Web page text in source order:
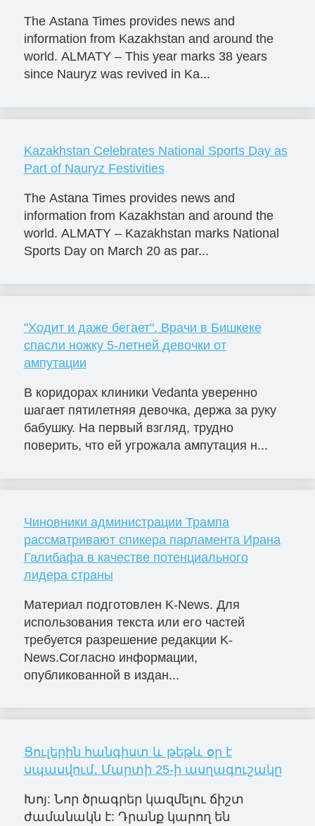
The Astana Times provides news and
information from Kazakhstan and around the
world. ALMATY – This year marks 38 years
since Nauryz was revived in Ka...
Kazakhstan Celebrates National Sports Day as
Part of Nauryz Festivities
The Astana Times provides news and
information from Kazakhstan and around the
world. ALMATY – Kazakhstan marks National
Sports Day on March 20 as par...
"Ходит и даже бегает". Врачи в Бишкеке
спасли ножку 5-летней девочки от
ампутации
В коридорах клиники Vedanta уверенно
шагает пятилетняя девочка, держа за руку
бабушку. На первый взгляд, трудно
поверить, что ей угрожала ампутация н...
Чиновники администрации Трампа
рассматривают спикера парламента Ирана
Галибафа в качестве потенциального
лидера страны
Материал подготовлен K-News. Для
использования текста или его частей
требуется разрешение редакции K-
News.Согласно информации,
опубликованной в издан...
Ցուլերին հանգիստ և թեթև օր է
սպասվում․ Մարտի 25-ի ասղագուշակը
Խոյ: Նոր ծրագրեր կազմելու ճիշտ
ժամանակն է: Դրանք կարող են